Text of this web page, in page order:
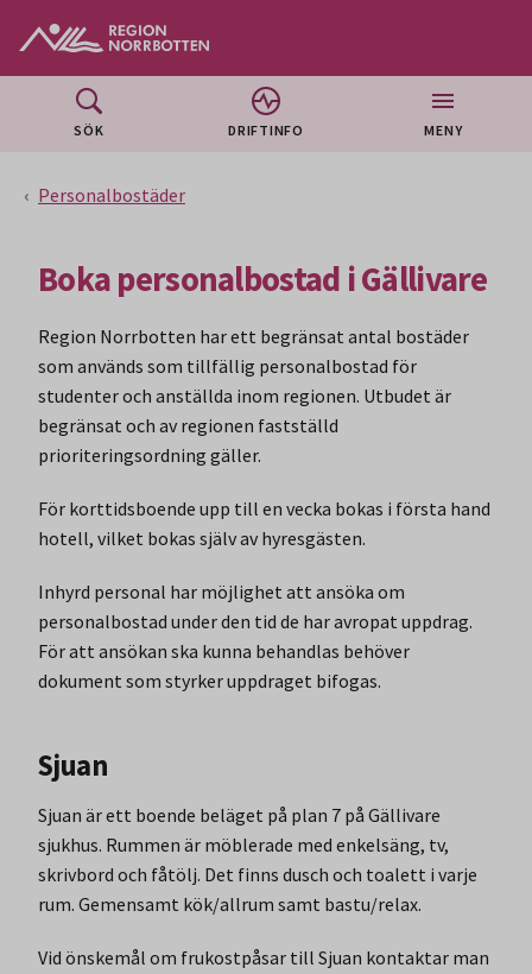
SÖK DRIFTINFO MENY
Personalbostäder
Boka personalbostad i Gällivare
Region Norrbotten har ett begränsat antal bostäder
som används som tillfällig personalbostad för
studenter och anställda inom regionen. Utbudet är
begränsat och av regionen fastställd
prioriteringsordning gäller.
För korttidsboende upp till en vecka bokas i första hand
hotell, vilket bokas själv av hyresgästen.
Inhyrd personal har möjlighet att ansöka om
personalbostad under den tid de har avropat uppdrag.
För att ansökan ska kunna behandlas behöver
dokument som styrker uppdraget bifogas.
Sjuan
Sjuan är ett boende beläget på plan 7 på Gällivare
sjukhus. Rummen är möblerade med enkelsäng, tv,
skrivbord och fåtölj. Det finns dusch och toalett i varje
rum. Gemensamt kök/allrum samt bastu/relax.
Vid önskemål om frukostpåsar till Sjuan kontaktar man